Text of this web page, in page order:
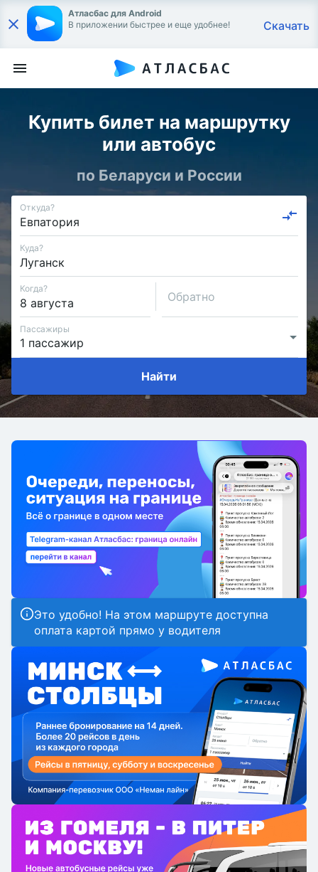
Атласбас для Android
В приложении быстрее и еще удобнее!
Скачать
Купить билет на маршрутку
или автобус
по Беларуси и России
Откуда?
Куда?
Когда?
Обратно
Пассажиры
Найти
Это удобно! На этом маршруте доступна
оплата картой прямо у водителя